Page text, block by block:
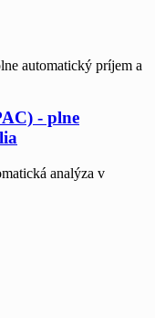
- plne
analýza v